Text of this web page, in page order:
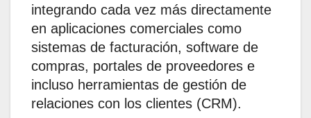
integrando cada vez más directamente
en aplicaciones comerciales como
sistemas de facturación, software de
compras, portales de proveedores e
incluso herramientas de gestión de
relaciones con los clientes (CRM).